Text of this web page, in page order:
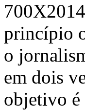
princípio
o
em dois
objetivo é